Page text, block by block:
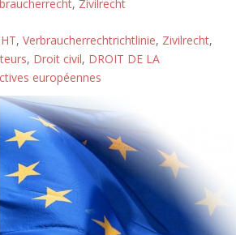
, Zivilrecht
, Verbraucherrechtrichtlinie, Zivilrecht,
, Droit civil, DROIT DE LA
européennes